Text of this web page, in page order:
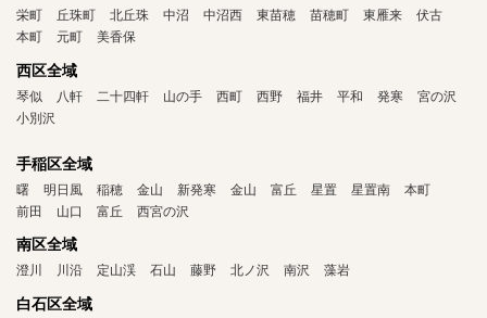
栄町 丘珠町 北丘珠 中沼 中沼西 東苗穂 苗穂町 東雁来
伏古
本町
元町 美香保
西区全域
琴似 八軒 二十四軒 山の手 西町 西野 福井 平和 発寒
宮の沢
小別沢
手稲区全域
曙 明日風 稲穂 金山 新発寒 金山 富丘 星置 星置南
本町
前田
山口 富丘 西宮の沢
南区全域
澄川 川沿 定山渓 石山 藤野 北ノ沢 南沢 藻岩
白石区全域